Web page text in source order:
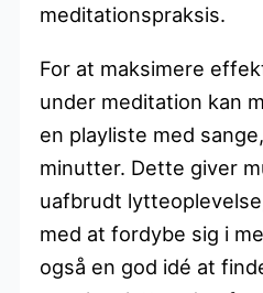
meditationspraksis.
For at maksimere
under meditation kan
en playliste med
minutter. Dette giver
uafbrudt
med at fordybe sig i
også en god idé at